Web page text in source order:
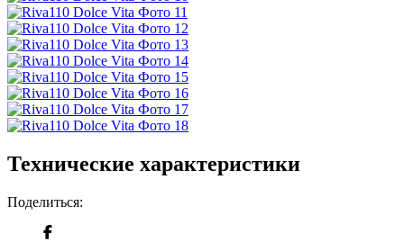
Технические характеристики
Поделиться: